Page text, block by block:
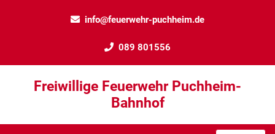
info@feuerwehr-puchheim.de
089 801556
Freiwillige Feuerwehr Puchheim-
Bahnhof